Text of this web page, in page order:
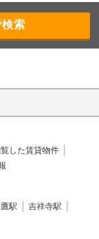
した賃貸物件
駅
吉祥寺駅